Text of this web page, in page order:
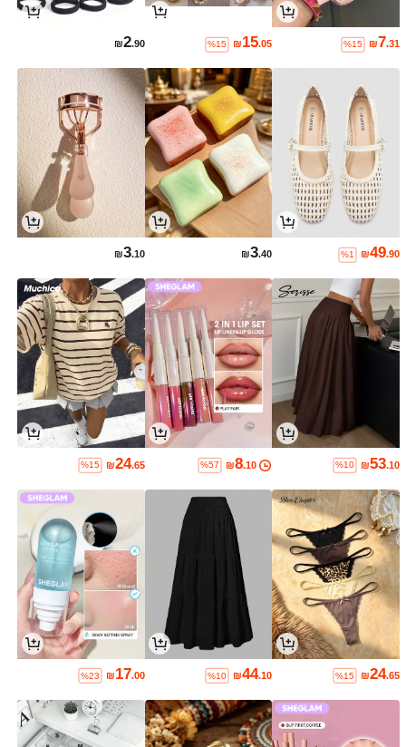
₪7.31
%15
₪15.05
%15
₪2.90
₪49.90
%1
₪3.40
₪3.10
₪53.10
%10
₪8.10
%57
₪24.65
%15
₪24.65
%15
₪44.10
%10
₪17.00
%23